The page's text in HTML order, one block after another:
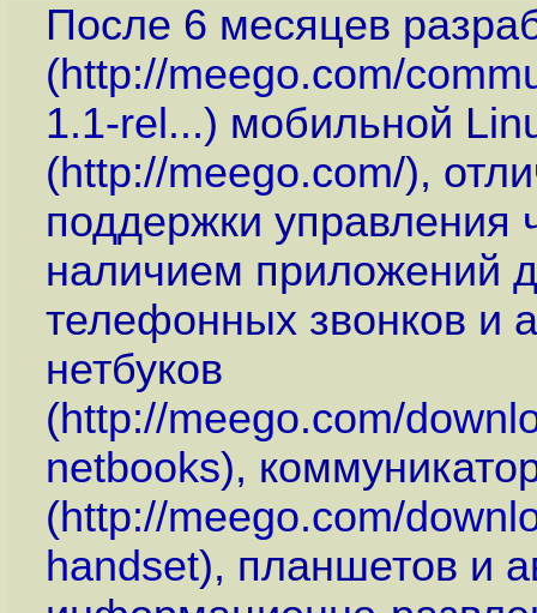
После 6 месяцев
(http://meego.com/
1.1-rel...) мобильной
(http://meego.com/),
поддержки управления
наличием приложений
телефонных звонков и
нетбуков
(http://meego.com/
netbooks),
(http://meego.com/
handset), планшетов и